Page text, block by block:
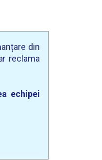
din
reclama
echipei